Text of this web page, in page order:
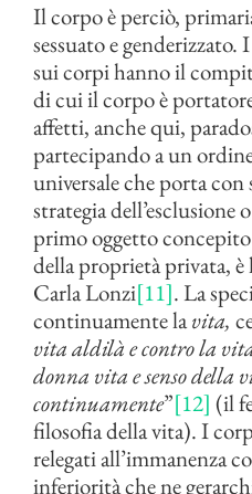
Il corpo è perciò,
sessuato e
sui corpi hanno il
di cui il corpo è
affetti, anche qui,
partecipando a un
universale che porta
strategia dell’esclusione
primo oggetto
della proprietà privata, è
Carla Lonzi[11]. La
continuamente lavita,
vita aldilà e contro la vita
donna vita e senso della
continuamente”[12] (il
filosofia della vita). I
relegati all’immanenza
inferiorità che ne